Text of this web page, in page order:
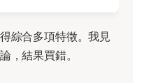
綜合多項特徵。我見
，結果買錯。